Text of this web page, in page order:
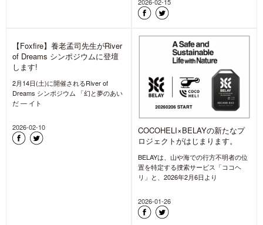
2026-02-15
【Foxfire】養老孟司先生がRiver
of Dreams シンポジウムに登壇
します!
2月14日(土)に開催されるRiver of
Dreams シンポジウム 「幻と夢のあい
だ ― イト
2026-02-10
COCOHELI×BELAYの新たなプ
ロジェクトがはじまります。
BELAYは、山や海での行方不明者の位
置を特定する捜索サービス「ココヘ
リ」と、2026年2月6日より
2026-01-26